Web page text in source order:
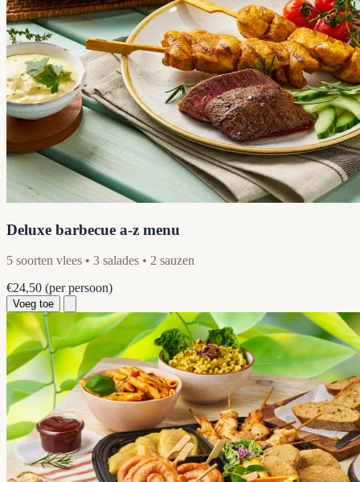
Deluxe barbecue a-z menu
5 soorten vlees • 3 salades • 2 sauzen
€24,50 (per persoon)
Voeg toe